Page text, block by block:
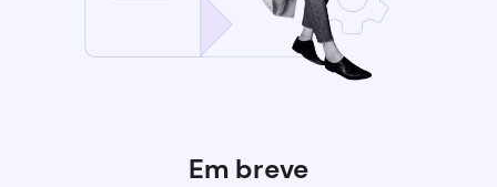
Em breve